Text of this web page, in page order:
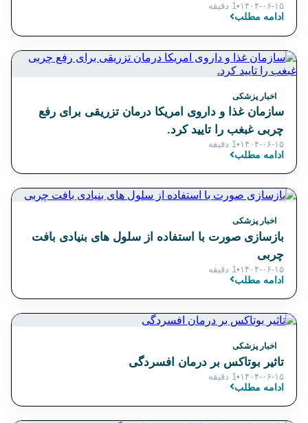
۱۴۰۴-۰۶-۱۵ •1 دقیقه
ادامه مطلب
اخبار پزشکی
سازمان غذا و داروی امریکا درمان تزریقی برای رفع
چربی غبغب را تایید کرد.
۱۴۰۴-۰۶-۱۵ •1 دقیقه
ادامه مطلب
اخبار پزشکی
بازسازی صورت با استفاده از سلول های بنیادی بافت
چربی
۱۴۰۴-۰۶-۱۵ • 1 دقیقه
ادامه مطلب
اخبار پزشکی
تاثیر بوتاکس بر درمان افسردگی
۱۴۰۴-۰۶-۱۵ • 1 دقیقه
ادامه مطلب